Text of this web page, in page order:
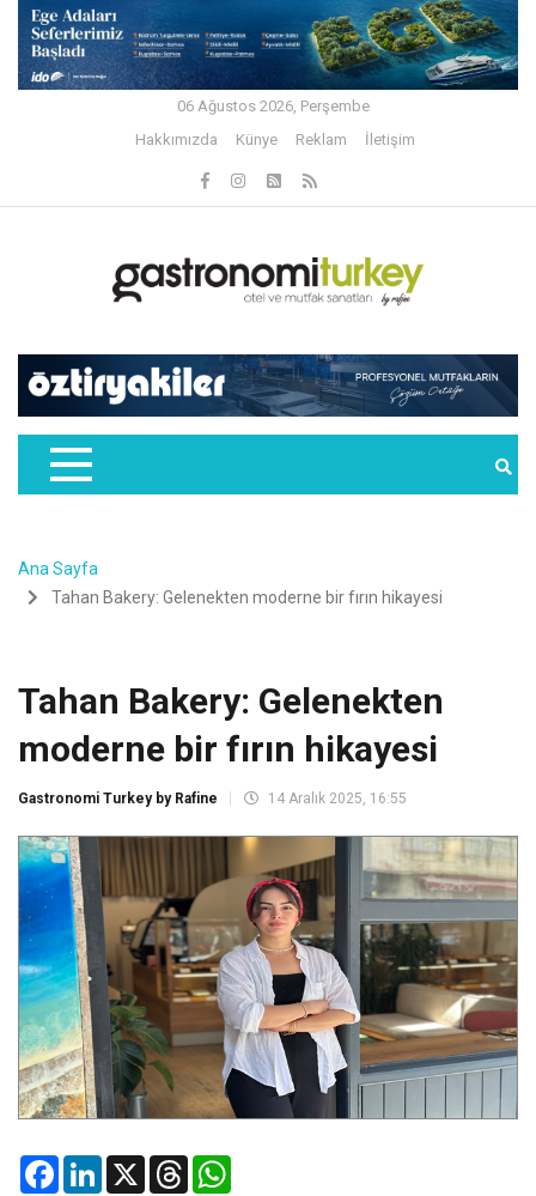
06 Ağustos 2026, Perşembe
Hakkımızda
Künye Reklam İletişim
Ana Sayfa
Tahan Bakery: Gelenekten moderne bir fırın hikayesi
Tahan Bakery: Gelenekten
moderne bir fırın hikayesi
Gastronomi Turkey by Rafine 14 Aralık 2025, 16:55
FacebookLinkedIn
X Threads